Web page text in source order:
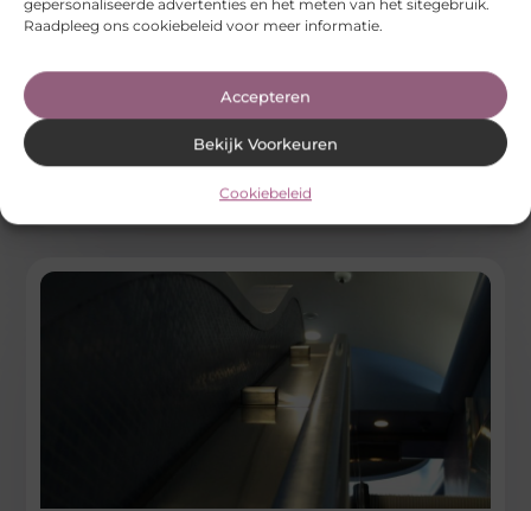
gepersonaliseerde advertenties en het meten van het sitegebruik.
Raadpleeg ons cookiebeleid voor meer informatie.
Accepteren
Bekijk Voorkeuren
Cookiebeleid
De juiste trap bestellen voor jouw woon- of
Een nieuwe trap bestellen kan spannend, maar ook
uitdagend zijn. Of je nu een trap nodig hebt voor je huis
Aanbiedingen